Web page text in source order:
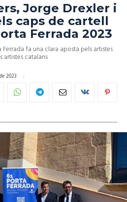
Jorge Drexler i
caps de cartell
Ferrada 2023
fa una clara aposta pels artistes
artistes catalans
2023